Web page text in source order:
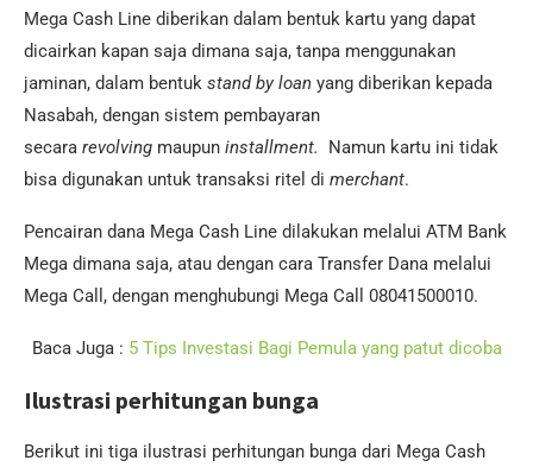
Mega Cash Line diberikan dalam bentuk kartu yang dapat
dicairkan kapan saja dimana saja, tanpa menggunakan
jaminan, dalam bentuk stand by loan yang diberikan kepada
Nasabah, dengan sistem pembayaran
secara revolving maupun installment.
Namun kartu ini tidak
bisa digunakan untuk transaksi ritel di merchant.
Pencairan dana Mega Cash Line dilakukan melalui ATM Bank
Mega dimana saja, atau dengan cara Transfer Dana melalui
Mega Call, dengan menghubungi Mega Call 08041500010.
Baca Juga : 5 Tips Investasi Bagi Pemula yang patut dicoba
Ilustrasi perhitungan bunga
Berikut ini tiga ilustrasi perhitungan bunga dari Mega Cash